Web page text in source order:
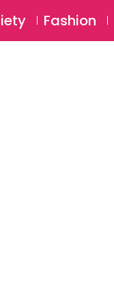
Login
Fashion